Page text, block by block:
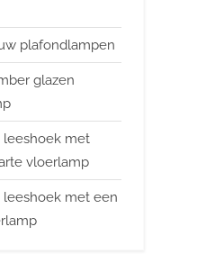
plafondlampen
glazen
leeshoek met
vloerlamp
met een